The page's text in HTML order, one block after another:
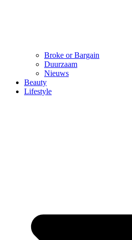
Broke or Bargain
Duurzaam
Nieuws
Beauty
Lifestyle